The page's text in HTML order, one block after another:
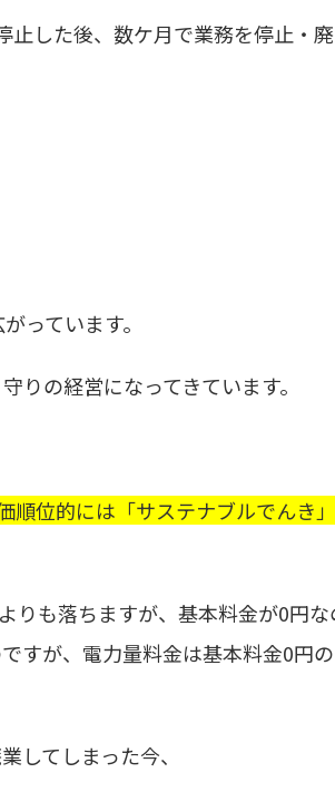
止した後、数ケ月で業務を停止・
っています。
りの経営になってきています。
順位的には「サステナブルでんき」
りも落ちますが、基本料金が0円
すが、電力量料金は基本料金0円の
してしまった今、